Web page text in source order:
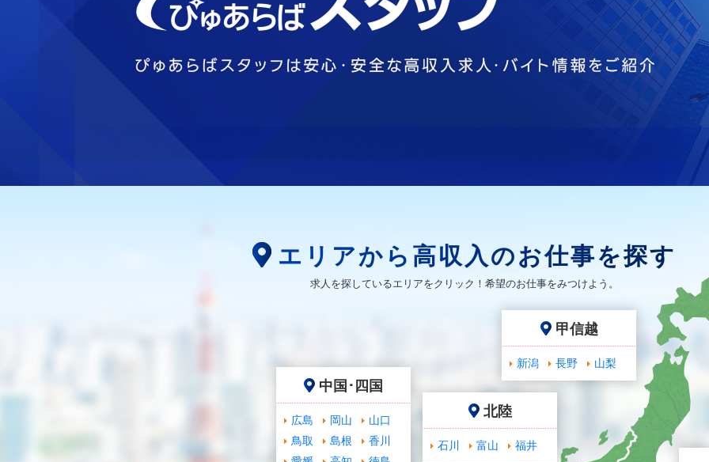
エリアから高収入のお仕事を探す
求人を探しているエリアをクリック！希望のお仕事をみつけよう。
北陸
石川 富山 福井
甲信越
新潟 長野 山梨
中国･四国
広島 岡山
山口
鳥取
島根
香川